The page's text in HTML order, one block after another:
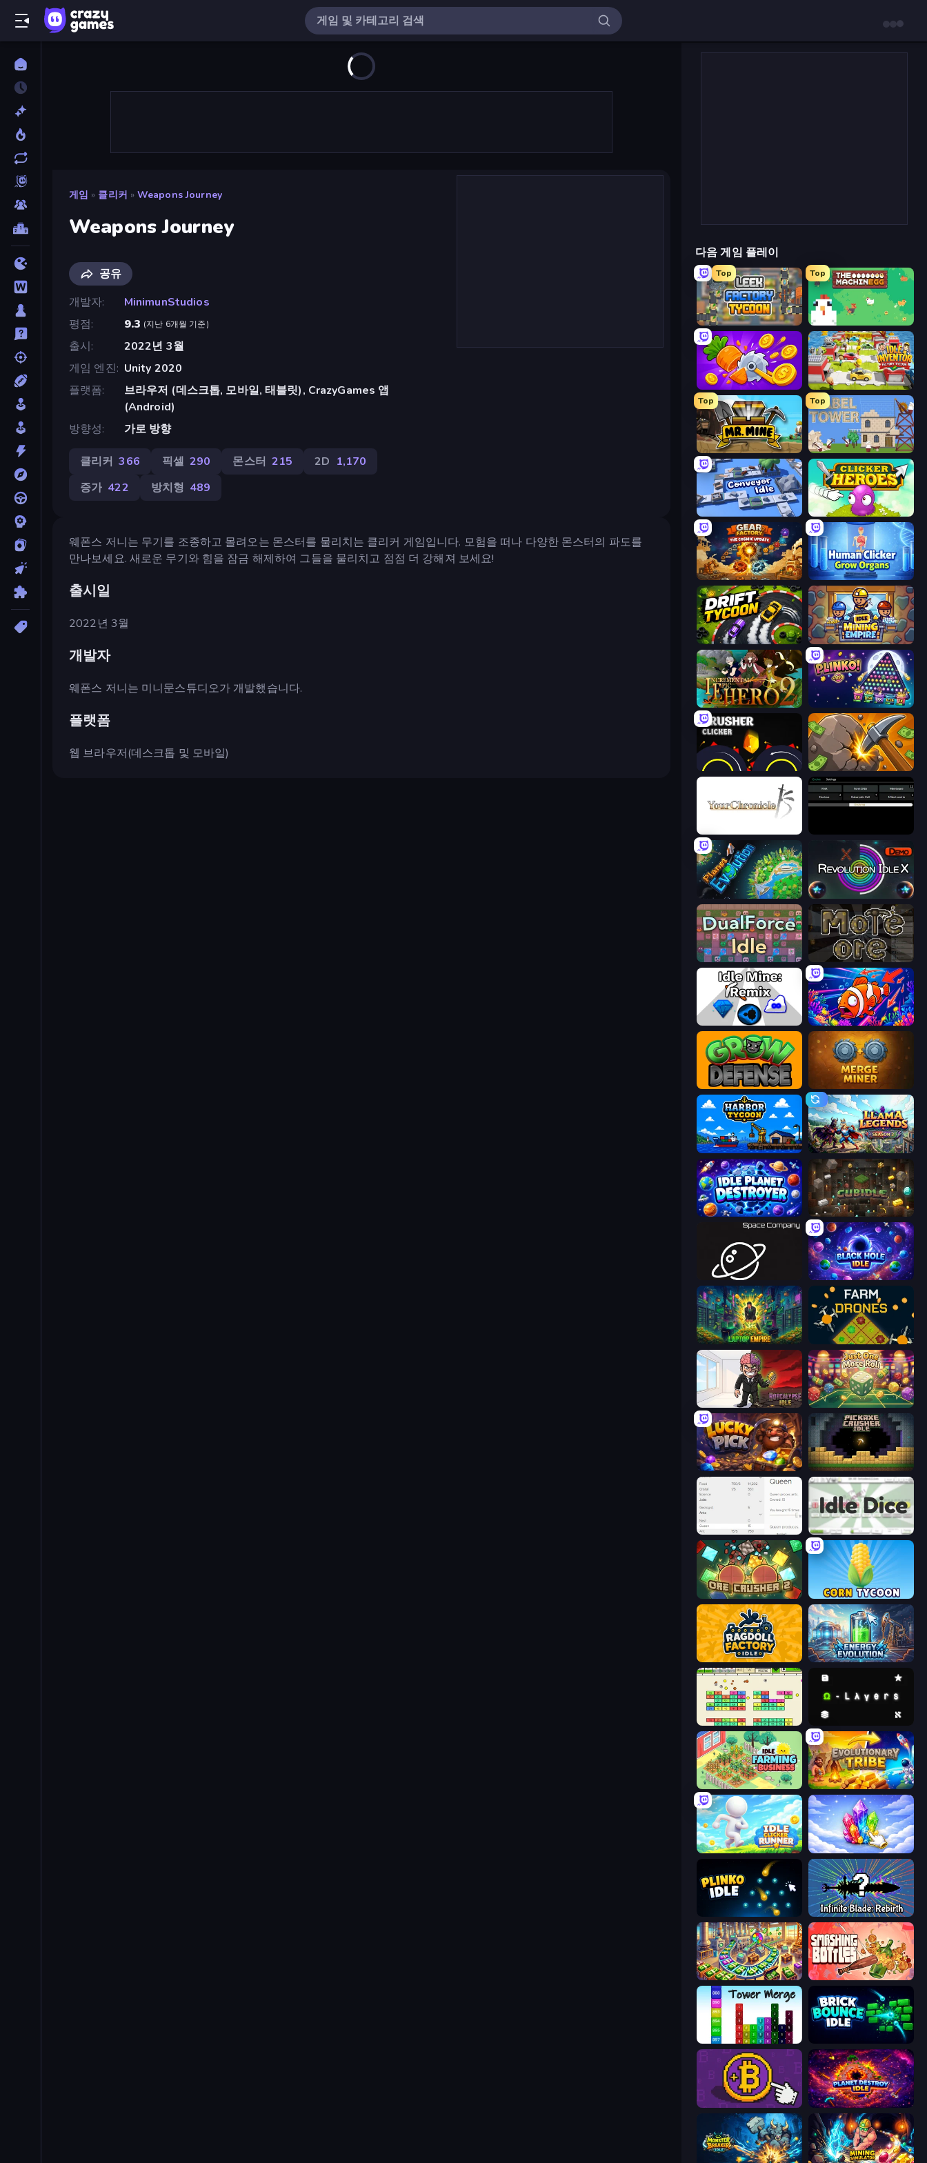
게임 » 클리커 » Weapons Journey
Weapons Journey
공유
개발자
MinimunStudios
평점
9.3 (지난 6개월 기준)
출시
2022년 3월
게임 엔진
Unity 2020
플랫폼
브라우저 (데스크톱, 모바일, 태블릿), CrazyGames 앱
(Android)
방향성
가로 방향
클리커 366 픽셀 290 몬스터 215 2D 1,170
증가 422 방치형 489
웨폰스 저니는 무기를 조종하고 몰려오는 몬스터를 물리치는 클리커 게임입니다. 모험을 떠나 다양한 몬스터의 파도를
만나보세요. 새로운 무기와 힘을 잠금 해제하여 그들을 물리치고 점점 더 강해져 보세요!
출시일
2022년 3월
개발자
웨폰스 저니는 미니문스튜디오가 개발했습니다.
플랫폼
웹 브라우저(데스크톱 및 모바일)
다음 게임 플레이
Top
Leek Factory Tycoon
Top
The MachinEGG
Farm Ring Idle Idle Inventor
Top
Mr. Mine
Top
Babel Tower
Conveyor Idle Clicker Heroes
Gear Factory Human Clicker: Grow Organs
Drift Tycoon Idle Mining Empire
Incremental Epic Hero 2 PLINKO!
Crusher Clicker Mine Clicker
Planet Evolution: Idle Clicker Revolution Idle X
DualForce Idle More Ore
Idle Mine: Remix Fish Catch Idle
Grow Defense Merge Miner
Harbor Tycoon Llama Legends
Idle Planet Destroyer Cubidle
Space Company Black Hole Idle
Laptop Empire Farm Drones
Rotcalypse: Idle Incremental Just One More Roll
Lucky Pick Pickaxe Crusher Idle
Idle Ants Idle Dice
OreCrusher 2 Corn Tycoon
Ragdoll Factory Idle Energy Evolution
Idle Breakout Omega Layers
Idle Farming Business Evolutionary Tribe
Idle Clicker Runner Crystalia Idle Clicker
Plinko Idle Infinite Blade: Rebirth
Money Factory: Tycoon Idle Game Smashing Bottles
Tower Merge Brick Bounce Idle
Money Maker Planet Destroy Idle